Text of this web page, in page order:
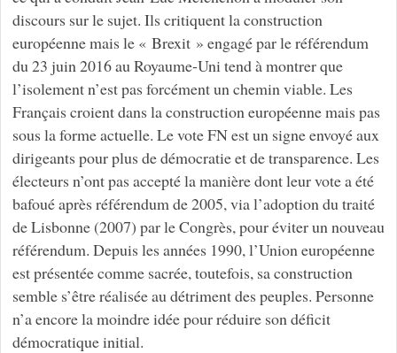
discours sur le sujet. Ils critiquent la construction
européenne mais le « Brexit » engagé par le référendum
du 23 juin 2016 au Royaume-Uni tend à montrer que
l’isolement n’est pas forcément un chemin viable. Les
Français croient dans la construction européenne mais pas
sous la forme actuelle. Le vote FN est un signe envoyé aux
dirigeants pour plus de démocratie et de transparence. Les
électeurs n’ont pas accepté la manière dont leur vote a été
bafoué après référendum de 2005, via l’adoption du traité
de Lisbonne (2007) par le Congrès, pour éviter un nouveau
référendum. Depuis les années 1990, l’Union européenne
est présentée comme sacrée, toutefois, sa construction
semble s’être réalisée au détriment des peuples. Personne
n’a encore la moindre idée pour réduire son déficit
démocratique initial.